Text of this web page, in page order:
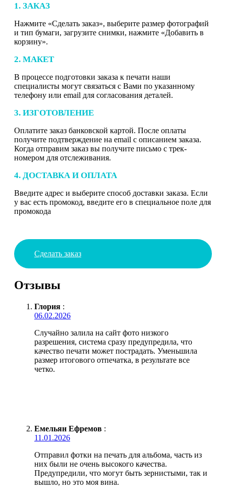
1. ЗАКАЗ
Нажмите «Сделать заказ», выберите размер фотографий
и тип бумаги, загрузите снимки, нажмите «Добавить в
корзину».
2. МАКЕТ
В процессе подготовки заказа к печати наши
специалисты могут связаться с Вами по указанному
телефону или email для согласования деталей.
3. ИЗГОТОВЛЕНИЕ
Оплатите заказ банковской картой. После оплаты
получите подтверждение на email с описанием заказа.
Когда отправим заказ вы получите письмо с трек-
номером для отслеживания.
4. ДОСТАВКА И ОПЛАТА
Введите адрес и выберите способ доставки заказа. Если
у вас есть промокод, введите его в специальное поле для
промокода
Сделать заказ
Отзывы
Глория :
06.02.2026
Случайно залила на сайт фото низкого
разрешения, система сразу предупредила, что
качество печати может пострадать. Уменьшила
размер итогового отпечатка, в результате все
четко.
Емельян Ефремов :
11.01.2026
Отправил фотки на печать для альбома, часть из
них были не очень высокого качества.
Предупредили, что могут быть зернистыми, так и
вышло, но это моя вина.